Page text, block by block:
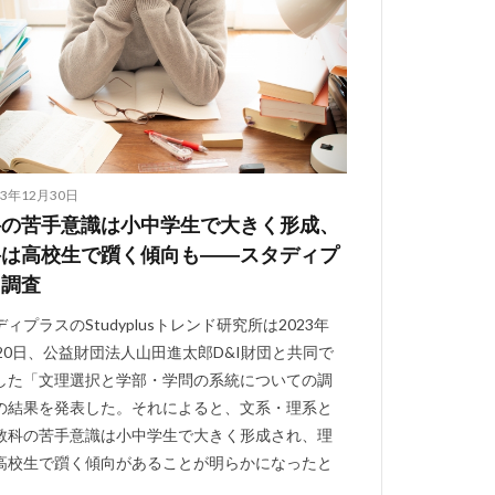
年12月30日
苦手意識は小中学生で大きく形成、
高校生で躓く傾向も――スタディプ
査
ィプラスのStudyplusトレンド研究所は2023年
日、公益財団法人山田進太郎D&I財団と共同で
た「文理選択と学部・学問の系統についての調
結果を発表した。それによると、文系・理系と
科の苦手意識は小中学生で大きく形成され、理
校生で躓く傾向があることが明らかになったと